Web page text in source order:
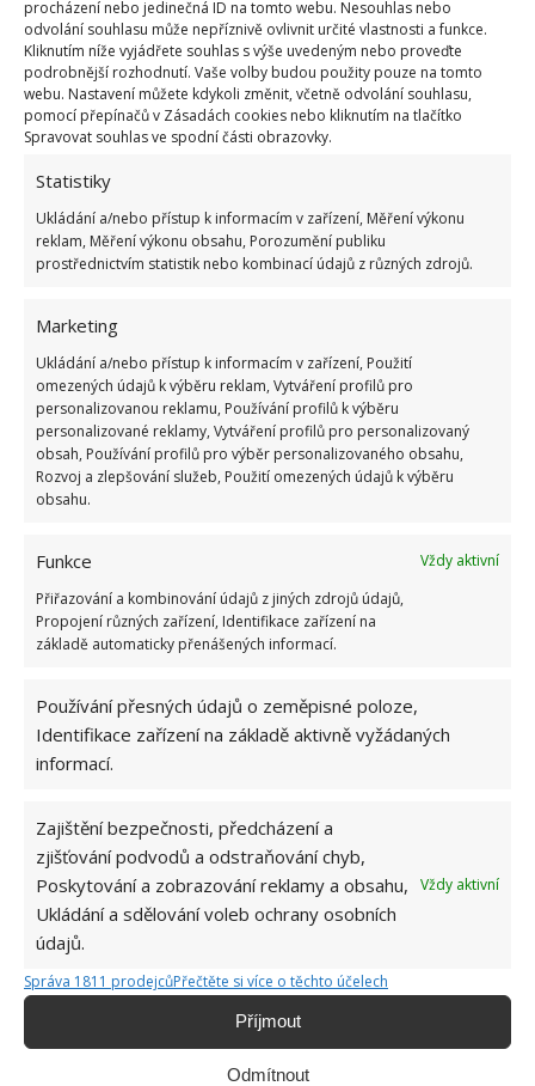
procházení nebo jedinečná ID na tomto webu. Nesouhlas nebo
odvolání souhlasu může nepříznivě ovlivnit určité vlastnosti a funkce.
Kliknutím níže vyjádřete souhlas s výše uvedeným nebo proveďte
podrobnější rozhodnutí. Vaše volby budou použity pouze na tomto
webu. Nastavení můžete kdykoli změnit, včetně odvolání souhlasu,
pomocí přepínačů v Zásadách cookies nebo kliknutím na tlačítko
Spravovat souhlas ve spodní části obrazovky.
Statistiky
Ukládání a/nebo přístup k informacím v zařízení, Měření výkonu
reklam, Měření výkonu obsahu, Porozumění publiku
prostřednictvím statistik nebo kombinací údajů z různých zdrojů.
Marketing
Ukládání a/nebo přístup k informacím v zařízení, Použití
omezených údajů k výběru reklam, Vytváření profilů pro
personalizovanou reklamu, Používání profilů k výběru
personalizované reklamy, Vytváření profilů pro personalizovaný
obsah, Používání profilů pro výběr personalizovaného obsahu,
Rozvoj a zlepšování služeb, Použití omezených údajů k výběru
obsahu.
Funkce
Vždy aktivní
Přiřazování a kombinování údajů z jiných zdrojů údajů,
Propojení různých zařízení, Identifikace zařízení na
základě automaticky přenášených informací.
Používání přesných údajů o zeměpisné poloze,
Identifikace zařízení na základě aktivně vyžádaných
informací.
Zajištění bezpečnosti, předcházení a
zjišťování podvodů a odstraňování chyb,
Poskytování a zobrazování reklamy a obsahu,
Ukládání a sdělování voleb ochrany osobních
údajů.
Vždy aktivní
Správa 1811 prodejcůPřečtěte si více o těchto účelech
Příjmout
Odmítnout
portálu hlídacího psa, který vás upozorní na každou
novou nabídku odpovídající vašim kritériím. Díky
tomu budete schopní reagovat rychleji, což vás
postaví do výhodnější pozice.
univerzity, který je již od malička
velkým kutilem. V podstatě vše, co je
možné najít v j...[Více o autorovi]
OBLÍBENÉ ČLÁNKY
Pokuta až 10 000 Kč hrozí za nesprávné sekání i
nesekání trávy. Záleží i na prostředku a lokaci
1.6.2026
Kdo je zažil, bez problému získá 12 ze 12 bodů
12.5.2026
Test znalostí o každodenní realitě za